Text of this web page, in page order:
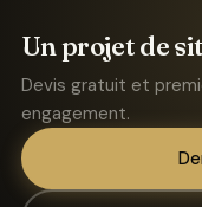
Un projet de
Devis gratuit et
engagement.